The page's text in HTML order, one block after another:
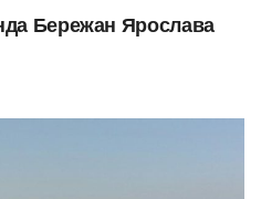
Бережан Ярослава